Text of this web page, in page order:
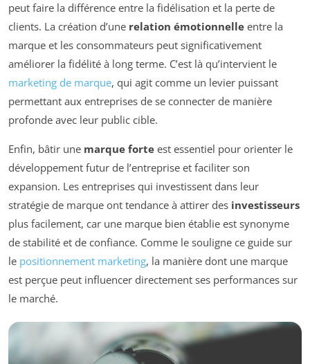
peut faire la différence entre la fidélisation et la perte de
clients. La création d’une relation émotionnelle entre la
marque et les consommateurs peut significativement
améliorer la fidélité à long terme. C’est là qu’intervient le
marketing de marque, qui agit comme un levier puissant
permettant aux entreprises de se connecter de manière
profonde avec leur public cible.
Enfin, bâtir une marque forte est essentiel pour orienter le
développement futur de l’entreprise et faciliter son
expansion. Les entreprises qui investissent dans leur
stratégie de marque ont tendance à attirer des investisseurs
plus facilement, car une marque bien établie est synonyme
de stabilité et de confiance. Comme le souligne ce guide sur
le positionnement marketing, la manière dont une marque
est perçue peut influencer directement ses performances sur
le marché.